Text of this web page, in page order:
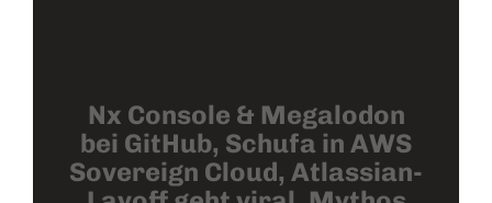
Nx Console & Megalodon
bei GitHub, Schufa in AWS
Sovereign Cloud, Atlassian-